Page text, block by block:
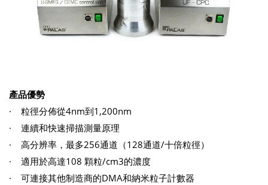
產品優勢
· 粒徑分佈從4nm到1,200nm
· 連續和快速掃描測量原理
· 高分辨率，最多256通道（128通道/十倍粒徑）
· 適用於高達108 顆粒/cm3的濃度
· 可連接其他制造商的DMA和納米粒子計數器